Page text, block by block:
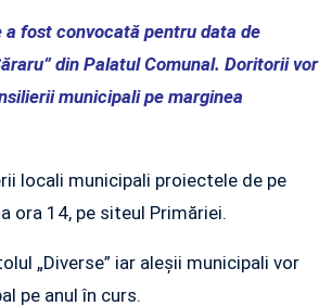
a fost convocată pentru data de
din Palatul Comunal. Doritorii vor
municipali pe marginea
locali municipali proiectele de pe
ora 14, pe siteul Primăriei.
„Diverse” iar aleșii municipali vor
pe anul în curs.